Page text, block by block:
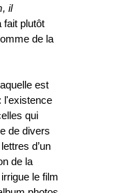
il
fait plutôt
de la
est
l'existence
qui
de divers
d’un
de la
le film